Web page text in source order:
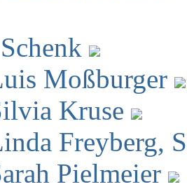
Moßburger
Kruse
Freyberg,
Pielmeier